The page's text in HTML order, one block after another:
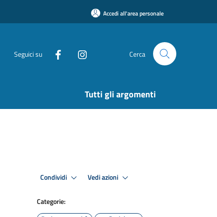
Accedi all'area personale
Seguici su Cerca
Tutti gli argomenti
Condividi Vedi azioni
Categorie: